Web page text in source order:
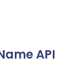
API